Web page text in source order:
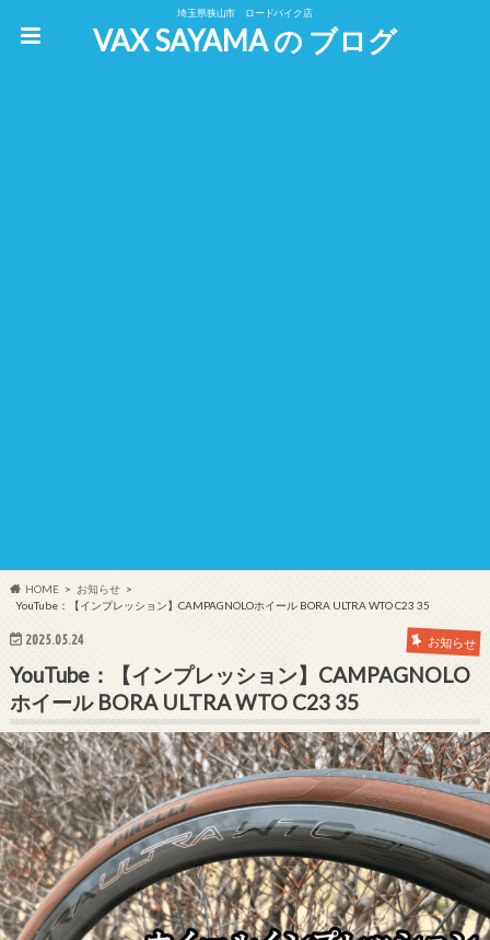
埼玉県狭山市 ロードバイク店
VAX SAYAMA の ブログ
HOME
お知らせ
YouTube：【インプレッション】CAMPAGNOLOホイール BORA ULTRA WTO C23 35
2025.05.24 お知らせ
YouTube：【インプレッション】CAMPAGNOLO
ホイール BORA ULTRA WTO C23 35